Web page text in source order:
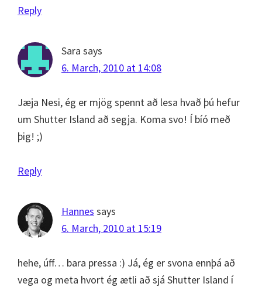
Reply
Sara says
6. March, 2010 at 14:08
Jæja Nesi, ég er mjög spennt að lesa hvað þú hefur
um Shutter Island að segja. Koma svo! Í bíó með
þig! ;)
Reply
Hannes says
6. March, 2010 at 15:19
hehe, úff… bara pressa :) Já, ég er svona ennþá að
vega og meta hvort ég ætli að sjá Shutter Island í